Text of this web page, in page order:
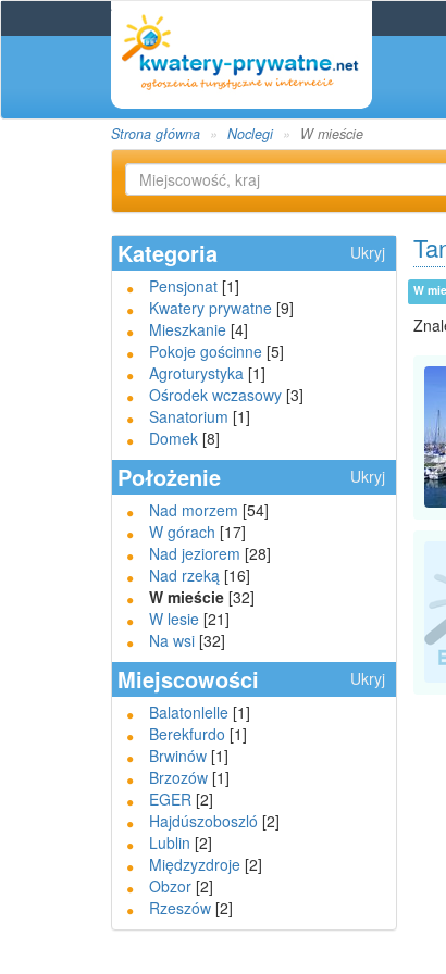
Strona główna Noclegi W mieście
Kategoria
Ukryj
Pensjonat [1]
Kwatery prywatne [9]
Mieszkanie [4]
Pokoje gościnne [5]
Agroturystyka [1]
Ośrodek wczasowy [3]
Sanatorium [1]
Domek [8]
Położenie
Ukryj
Nad morzem [54]
W górach [17]
Nad jeziorem [28]
Nad rzeką [16]
W mieście [32]
W lesie [21]
Na wsi [32]
Miejscowości
Ukryj
Balatonlelle [1]
Berekfurdo [1]
Brwinów [1]
Brzozów [1]
EGER [2]
Hajdúszoboszló [2]
Lublin [2]
Międzyzdroje [2]
Obzor [2]
Rzeszów [2]
W